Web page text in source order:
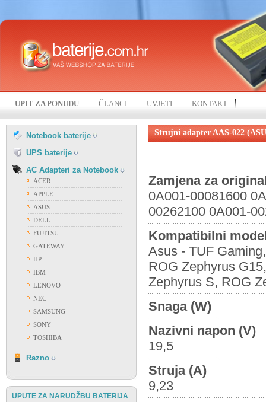
UPIT ZA PONUDU ČLANCI UVJETI KONTAKT
Notebook baterije
LENOVO
MITAC
MSI
SAMSUNG
SONY
TOSHIBA
UNIWILL
UPS baterije
FIRST POWER
OSTALI PROIZVOĐAČI
VISION
AC Adapteri za Notebook
ACER
APPLE
ASUS
DELL
FUJITSU
GATEWAY
HP
IBM
LENOVO
NEC
SAMSUNG
SONY
TOSHIBA
Razno
UPUTE ZA NARUDŽBU BATERIJA
Strujni adapter AAS-022
Zamjena za
0A001-00081600
00262100 0A001-
Kompatibilni
Asus - TUF
ROG Zephyrus
Zephyrus S, ROG
Snaga (W)
Nazivni napon (V)
19,5
Struja (A)
9,23